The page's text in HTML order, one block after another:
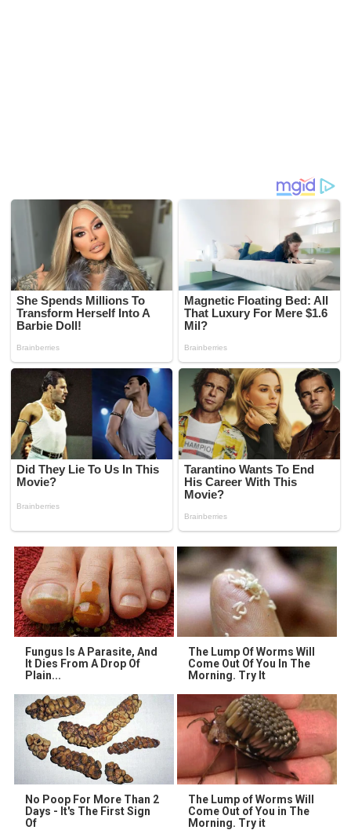
Fungus Is A Parasite, And
It Dies From A Drop Of
Plain...
The Lump Of Worms Will
Come Out Of You In The
Morning. Try It
No Poop For More Than 2
Days - It's The First Sign
Of
The Lump of Worms Will
Come Out of You in The
Morning. Try it